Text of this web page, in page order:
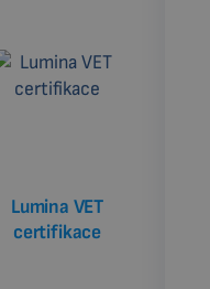
Lumina VET
certifikace